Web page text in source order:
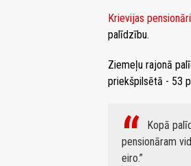
Krievijas
palīdzību.
Ziemeļu rajonā
priekšpilsētā - 53
Kopā
pensionāram
eiro.